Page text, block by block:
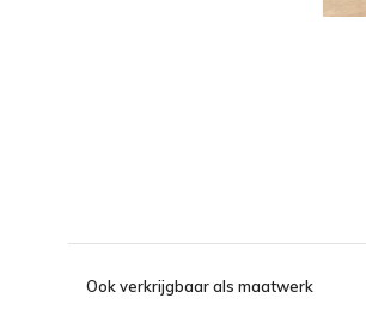
Ook verkrijgbaar als maatwerk